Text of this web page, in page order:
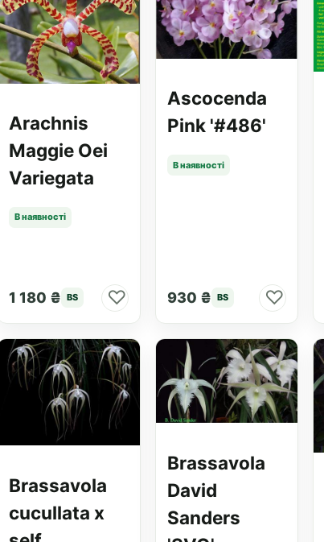
Arachnis
Maggie Oei
Variegata
В наявності
1 180 ₴ BS ♡
Ascocenda
Pink '#486'
В наявності
930 ₴ BS ♡
Brassavola
cucullata x
Brassavola
David
Sanders